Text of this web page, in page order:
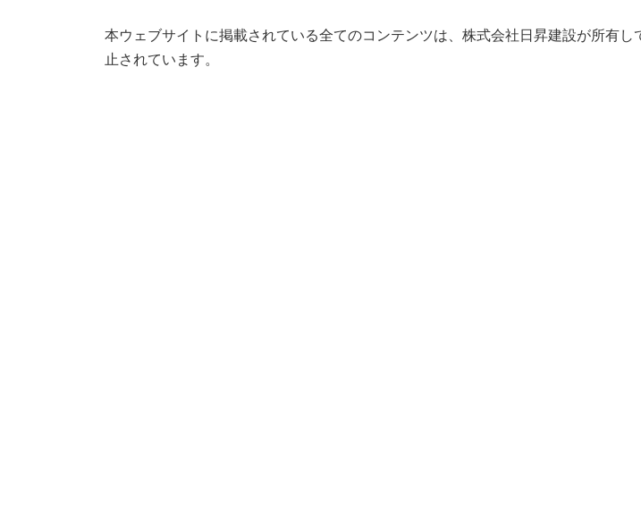
本ウェブサイトに掲載されている全てのコンテンツは、株式会社日昇建設が所有
止されています。